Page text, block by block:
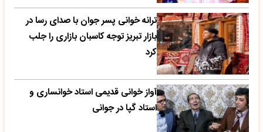
ترانه خوانی پسر جوان با صدای رسا در
بازار تبریز توجه کاسبان بازاری را جلب
کرد
آواز خوانی قدیمی استاد خوانساری و
استاد گپا در جوانی